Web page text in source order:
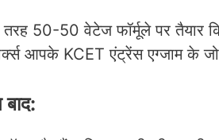
50-50 वेटेज फॉर्मूले पर तैयार
आपके KCET एंट्रेंस एग्जाम के